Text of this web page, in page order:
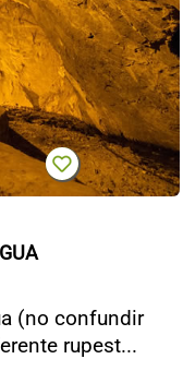
(no confundir
rupest...